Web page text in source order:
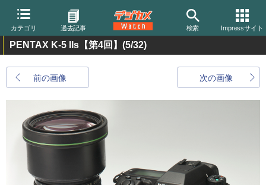
カテゴリ 過去記事 検索 Impressサイト
PENTAX K-5 IIs【第4回】 (5/32)
前の画像 次の画像